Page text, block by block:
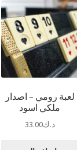
لعبة رومي – اصدار
ملكي اسود
د.ك33.00